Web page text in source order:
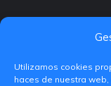
Utilizamos cookies
haces de nuestra